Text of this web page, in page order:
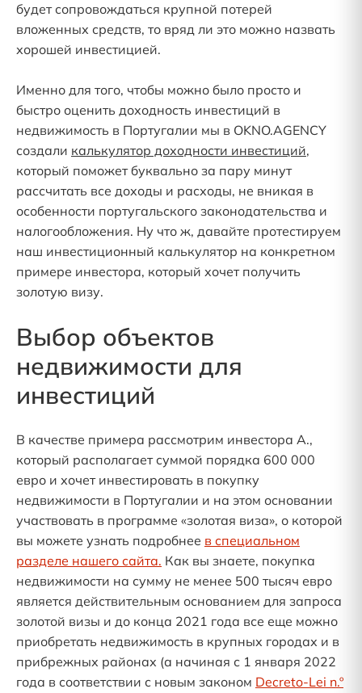
будет сопровождаться крупной потерей
вложенных средств, то вряд ли это можно назвать
хорошей инвестицией.
Именно для того, чтобы можно было просто и
быстро оценить доходность инвестиций в
недвижимость в Португалии мы в OKNO.AGENCY
создали калькулятор доходности инвестиций,
который поможет буквально за пару минут
рассчитать все доходы и расходы, не вникая в
особенности португальского законодательства и
налогообложения. Ну что ж, давайте протестируем
наш инвестиционный калькулятор на конкретном
примере инвестора, который хочет получить
золотую визу.
Выбор объектов
недвижимости для
инвестиций
В качестве примера рассмотрим инвестора А.,
который располагает суммой порядка 600 000
евро и хочет инвестировать в покупку
недвижимости в Португалии и на этом основании
участвовать в программе «золотая виза», о которой
вы можете узнать подробнее в специальном
разделе нашего сайта. Как вы знаете, покупка
недвижимости на сумму не менее 500 тысяч евро
является действительным основанием для запроса
золотой визы и до конца 2021 года все еще можно
приобретать недвижимость в крупных городах и в
прибрежных районах (а начиная с 1 января 2022
года в соответствии с новым законом Decreto-Lei n.º